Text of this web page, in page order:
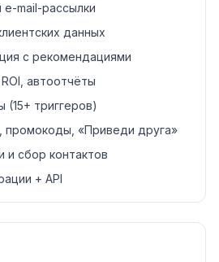
mail-рассылки
данных
с рекомендациями
автоотчёты
триггеров)
промокоды, «Приведи друга»
и сбор контактов
+ API